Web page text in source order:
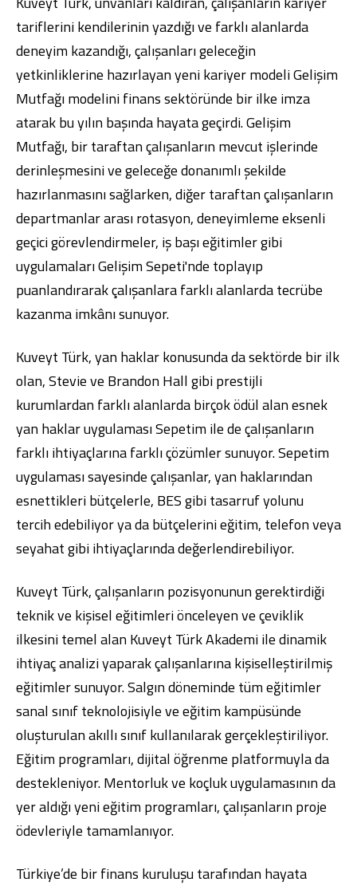
tariflerini kendilerinin yazdığı ve farklı alanlarda
deneyim kazandığı, çalışanları geleceğin
yetkinliklerine hazırlayan yeni kariyer modeli Gelişim
Mutfağı modelini finans sektöründe bir ilke imza
atarak bu yılın başında hayata geçirdi. Gelişim
Mutfağı, bir taraftan çalışanların mevcut işlerinde
derinleşmesini ve geleceğe donanımlı şekilde
hazırlanmasını sağlarken, diğer taraftan çalışanların
departmanlar arası rotasyon, deneyimleme eksenli
geçici görevlendirmeler, iş başı eğitimler gibi
uygulamaları Gelişim Sepeti'nde toplayıp
puanlandırarak çalışanlara farklı alanlarda tecrübe
kazanma imkânı sunuyor.
Kuveyt Türk, yan haklar konusunda da sektörde bir ilk
olan, Stevie ve Brandon Hall gibi prestijli
kurumlardan farklı alanlarda birçok ödül alan esnek
yan haklar uygulaması Sepetim ile de çalışanların
farklı ihtiyaçlarına farklı çözümler sunuyor. Sepetim
uygulaması sayesinde çalışanlar, yan haklarından
esnettikleri bütçelerle, BES gibi tasarruf yolunu
tercih edebiliyor ya da bütçelerini eğitim, telefon veya
seyahat gibi ihtiyaçlarında değerlendirebiliyor.
Kuveyt Türk, çalışanların pozisyonunun gerektirdiği
teknik ve kişisel eğitimleri önceleyen ve çeviklik
ilkesini temel alan Kuveyt Türk Akademi ile dinamik
ihtiyaç analizi yaparak çalışanlarına kişiselleştirilmiş
eğitimler sunuyor. Salgın döneminde tüm eğitimler
sanal sınıf teknolojisiyle ve eğitim kampüsünde
oluşturulan akıllı sınıf kullanılarak gerçekleştiriliyor.
Eğitim programları, dijital öğrenme platformuyla da
destekleniyor. Mentorluk ve koçluk uygulamasının da
yer aldığı yeni eğitim programları, çalışanların proje
ödevleriyle tamamlanıyor.
Türkiye’de bir finans kuruluşu tarafından hayata